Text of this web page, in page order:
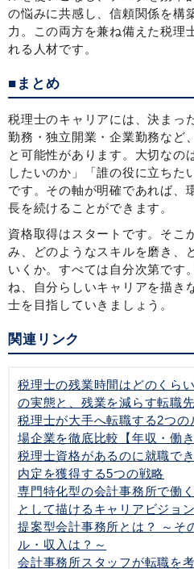
の悩みに共感し、信頼関係を構
力。この両方を兼ね備えた税理
れる人材です。
■まとめ
税理士のキャリアには、決まっ
勤務・独立開業・企業勤務など
と可能性があります。大切なの
したいのか」「誰の役に立ちた
です。その軸が明確であれば、
長を続けることができます。
資格取得はスタートです。そこ
み、どのようなスキルを磨き、
いくか。すべては自分次第です
ね、自分らしいキャリアを描き
士を目指していきましょう。
関連リンク
税理士の残業時間はどのくら
の実態と、残業を減らす転職
税理士が大手へ転職する2つ
場企業を徹底比較【年収・働
税理士資格があるのに就職で
内定を獲得する5つの戦略
専門特化型の会計事務所で働
として描けるキャリアビジョ
提案型会計事務所とは？ ～そ
ル・収入は？～
会計事務所スタッフが転職を